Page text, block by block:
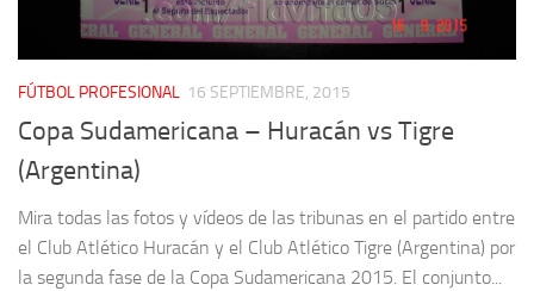
FÚTBOL PROFESIONAL 16 SEPTIEMBRE, 2015
Copa Sudamericana – Huracán vs Tigre
(Argentina)
Mira todas las fotos y vídeos de las tribunas en el partido entre
el Club Atlético Huracán y el Club Atlético Tigre (Argentina) por
la segunda fase de la Copa Sudamericana 2015. El conjunto...